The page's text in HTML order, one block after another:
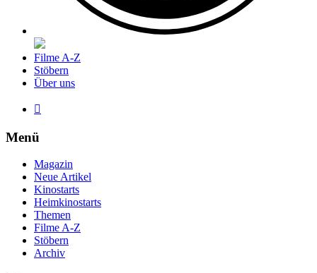
Filme A-Z
Stöbern
Über uns

Menü
Magazin
Neue Artikel
Kinostarts
Heimkinostarts
Themen
Filme A-Z
Stöbern
Archiv